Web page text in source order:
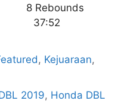
8 Rebounds
37:52
, Kejuaraan,
2019, Honda DBL